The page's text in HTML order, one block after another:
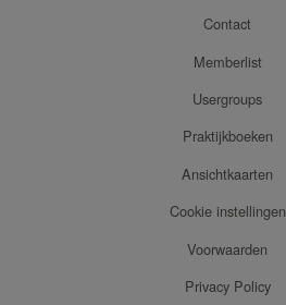
Contact
Memberlist
Usergroups
Praktijkboeken
Ansichtkaarten
Cookie instellingen
Voorwaarden
Privacy Policy